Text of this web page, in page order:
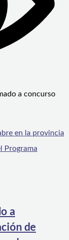
a concurso
en la provincia
Programa
a
de